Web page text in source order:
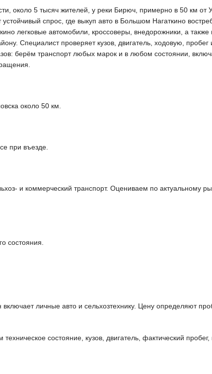
около 5 тысяч жителей, у реки Бирюч, примерно в 50 км от
спрос, где выкуп авто в Большом Нагаткино
легковые автомобили, кроссоверы, внедорожники, а также
Специалист проверяет кузов, двигатель, ходовую,
берём транспорт любых марок и в любом состоянии,
около 50 км.
при въезде.
и коммерческий транспорт. Оцениваем по актуальному
состояния.
личные авто и сельхозтехнику. Цену определяют
состояние, кузов, двигатель, фактический